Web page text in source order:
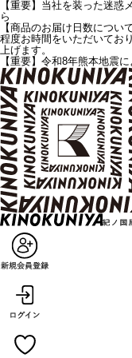
【重要】当社を装った迷
ら
【商品のお届け日数につい
程度お時間をいただいてお
上げます。
【重要】令和8年熊本地震